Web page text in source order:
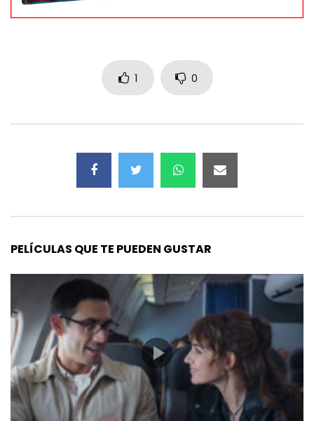
1 0
PELÍCULAS QUE TE PUEDEN GUSTAR